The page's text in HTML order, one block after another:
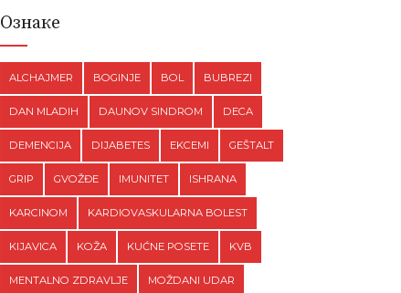
Ознаке
ALCHAJMER BOGINJE BOL BUBREZI
DAN MLADIH DAUNOV SINDROM DECA
DEMENCIJA DIJABETES EKCEMI GEŠTALT
GRIP GVOŽĐE IMUNITET ISHRANA
KARCINOM KARDIOVASKULARNA BOLEST
KIJAVICA KOŽA KUĆNE POSETE KVB
MENTALNO ZDRAVLJE MOŽDANI UDAR